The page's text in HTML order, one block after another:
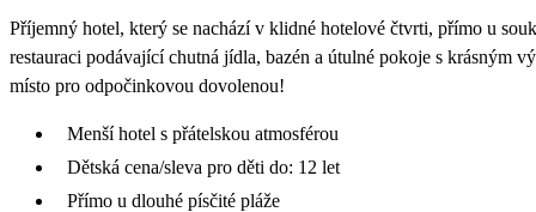
Příjemný hotel, který se nachází v klidné hotelové čtvrti, přímo u
restauraci podávající chutná jídla, bazén a útulné pokoje s krásným
místo pro odpočinkovou dovolenou!
Menší hotel s přátelskou atmosférou
Dětská cena/sleva pro děti do: 12 let
Přímo u dlouhé písčité pláže